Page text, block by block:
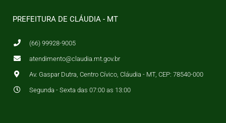
PREFEITURA DE CLÁUDIA - MT
(66) 99928-9005
atendimento@claudia.mt.gov.br
Av. Gaspar Dutra, Centro Cívico, Cláudia - MT, CEP: 78540-000
Segunda - Sexta das 07:00 as 13:00